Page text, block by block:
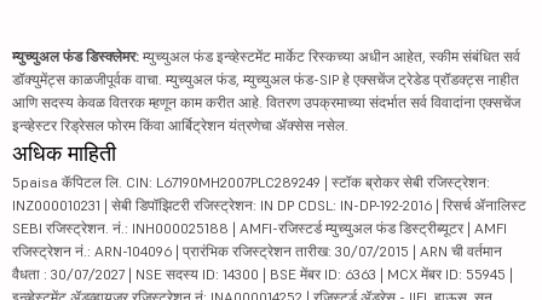
म्युच्युअल फंड डिस्क्लेमर: म्युच्युअल फंड इन्व्हेस्टमेंट मार्केट रिस्कच्या अधीन आहेत, स्कीम संबंधित सर्व
डॉक्युमेंट्स काळजीपूर्वक वाचा. म्युच्युअल फंड, म्युच्युअल फंड-SIP हे एक्सचेंज ट्रेडेड प्रॉडक्ट्स नाहीत
आणि सदस्य केवळ वितरक म्हणून काम करीत आहे. वितरण उपक्रमाच्या संदर्भात सर्व विवादांना एक्सचेंज
इन्व्हेस्टर रिड्रेसल फोरम किंवा आर्बिट्रेशन यंत्रणेचा ॲक्सेस नसेल.
अधिक माहिती
5paisa कॅपिटल लि. CIN: L67190MH2007PLC289249 | स्टॉक ब्रोकर सेबी रजिस्ट्रेशन:
INZ000010231 | सेबी डिपॉझिटरी रजिस्ट्रेशन: IN DP CDSL: IN-DP-192-2016 | रिसर्च ॲनालिस्ट
SEBI रजिस्ट्रेशन. नं.: INH000025188 | AMFI-रजिस्टर्ड म्युच्युअल फंड डिस्ट्रीब्यूटर | AMFI
रजिस्ट्रेशन नं.: ARN-104096 | प्रारंभिक रजिस्ट्रेशन तारीख: 30/07/2015 | ARN ची वर्तमान
वैधता : 30/07/2027 | NSE सदस्य ID: 14300 | BSE मेंबर ID: 6363 | MCX मेंबर ID: 55945 |